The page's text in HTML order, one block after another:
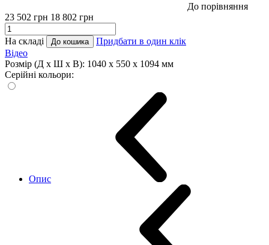
До порівняння
23 502 грн 18 802 грн
На складі До кошика
Придбати в один клік
Відео
Розмір (Д x Ш x В): 1040 x 550 x 1094 мм
Серійні кольори:
Опис